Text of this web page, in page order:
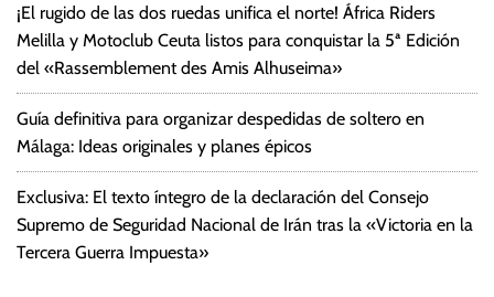
¡El rugido de las dos ruedas unifica el norte! África Riders
Melilla y Motoclub Ceuta listos para conquistar la 5ª Edición
del «Rassemblement des Amis Alhuseima»
Guía definitiva para organizar despedidas de soltero en
Málaga: Ideas originales y planes épicos
Exclusiva: El texto íntegro de la declaración del Consejo
Supremo de Seguridad Nacional de Irán tras la «Victoria en la
Tercera Guerra Impuesta»